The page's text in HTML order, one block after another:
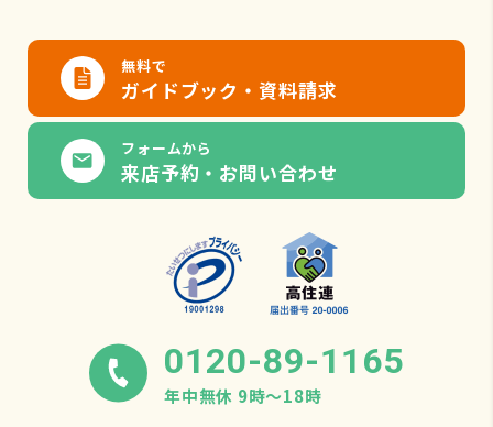
無料で
ガイドブック・資料請求
フォームから
来店予約・お問い合わせ
0120-89-1165
年中無休 9時〜18時